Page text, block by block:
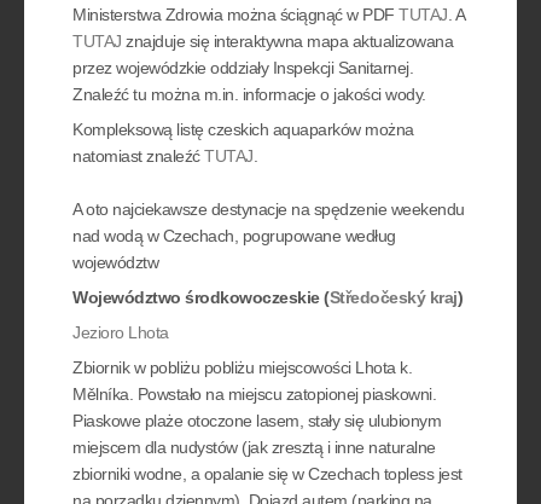
Ministerstwa Zdrowia można ściągnąć w PDFTUTAJ . A
TUTAJ znajduje się interaktywna mapa aktualizowana
przez wojewódzkie oddziały Inspekcji Sanitarnej.
Znaleźć tu można m.in. informacje o jakości wody.
Kompleksową listę czeskich aquaparków można
natomiast znaleźćTUTAJ
A oto najciekawsze destynacje na spędzenie weekendu
nad wodą w Czechach, pogrupowane według
województw
Województwo środkowoczeskie (Středočeský kraj)
Jezioro Lhota
Zbiornik w pobliżu pobliżu miejscowości Lhota k.
Mělníka. Powstało na miejscu zatopionej piaskowni.
Piaskowe plaże otoczone lasem, stały się ulubionym
miejscem dla nudystów (jak zresztą i inne naturalne
zbiorniki wodne, a opalanie się w Czechach topless jest